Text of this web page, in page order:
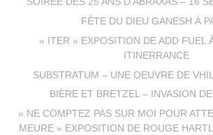
FÊTE DU DIEU GANESH À
« ITER » EXPOSITION DE ADD FUEL
ITINERRANCE
SUBSTRATUM – UNE OEUVRE DE
BIÈRE ET BRETZEL – INVASION
« NE COMPTEZ PAS SUR MOI POUR
MEURE » EXPOSITION DE ROUGE